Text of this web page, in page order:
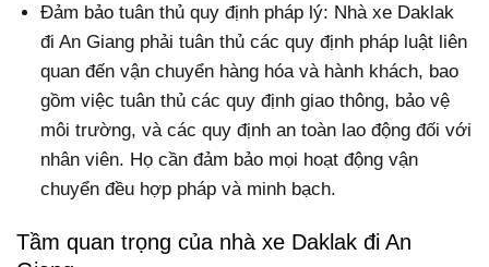
Đảm bảo tuân thủ quy định pháp lý: Nhà xe Daklak
đi An Giang phải tuân thủ các quy định pháp luật liên
quan đến vận chuyển hàng hóa và hành khách, bao
gồm việc tuân thủ các quy định giao thông, bảo vệ
môi trường, và các quy định an toàn lao động đối với
nhân viên. Họ cần đảm bảo mọi hoạt động vận
chuyển đều hợp pháp và minh bạch.
Tầm quan trọng của nhà xe Daklak đi An